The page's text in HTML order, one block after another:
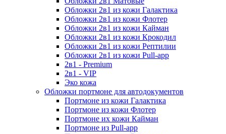
Обложки 2в1 из кожи Галактика
Обложки 2в1 из кожи Флотер
Обложки 2в1 из кожи Кайман
Обложки 2в1 из кожи Крокодил
Обложки 2в1 из кожи Рептилии
Обложки 2в1 из кожи Pull-app
2в1 - Premium
2в1 - VIP
Эко кожа
Обложки портмоне для автодокументов
Портмоне из кожи Галактика
Портмоне из кожи Флотер
Портмоне их кожи Кайман
Портмоне из Pull-app